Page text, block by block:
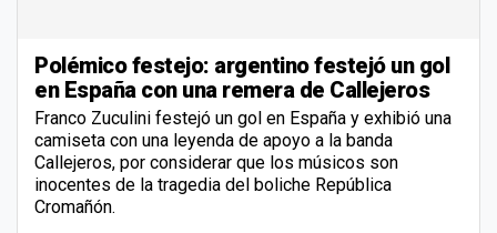
Polémico festejo: argentino festejó un gol
en España con una remera de Callejeros
Franco Zuculini festejó un gol en España y exhibió una
camiseta con una leyenda de apoyo a la banda
Callejeros, por considerar que los músicos son
inocentes de la tragedia del boliche República
Cromañón.